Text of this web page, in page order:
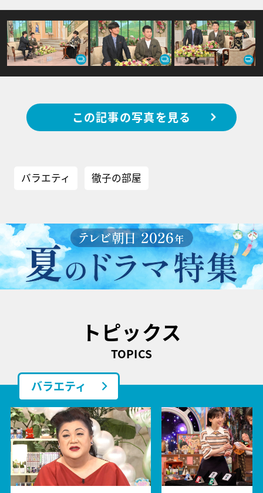
この記事の写真を見る
バラエティ 徹子の部屋
トピックス
TOPICS
バラエティ